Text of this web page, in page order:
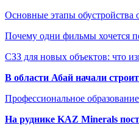
Основные этапы
Почему одни фильмы хочется
СЗЗ для новых объектов: что
В области Абай начали
Профессиональное
На руднике KAZ Minerals